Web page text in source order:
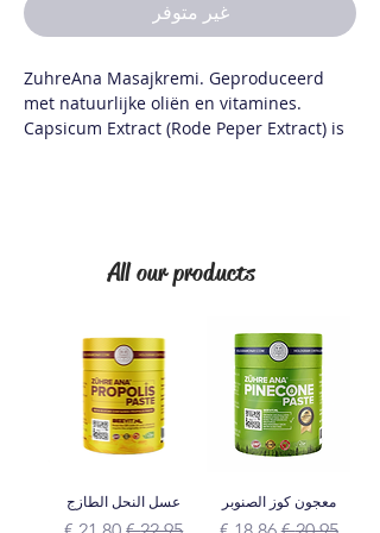
غير متوفر
ZuhreAna Masajkremi. Geproduceerd
met natuurlijke oliën en vitamines.
Capsicum Extract (Rode Peper Extract) is
Verlicht spierpijn
Masseer het geschikte hoeveelheid
creme op de gewenste gebieden. Na het
aanbrengen moeten de handen met veel
water worden gewassen en uit de buurt
van de ogen worden gehouden.
Inhoud
Gedeïoniseerd water, glycerine, tijmolie,
All our products
معجون كوز الصنوبر
سعر عاديسعر البيع
عسل النحل الطازج
سعر عاديسعر البيع